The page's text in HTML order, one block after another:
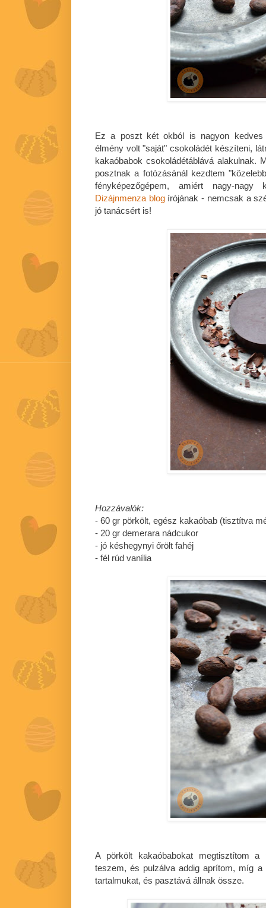
Ez a poszt két okból is nagyon kedves
élmény volt "saját" csokoládét készíteni,
kakaóbabok csokoládétáblává alakulnak.
posztnak a fotózásánál kezdtem
fényképezőgépem, amiért nagy-
Dizájnmenza blogírójának - nemcsak a
jó tanácsért is!
Hozzávalók:
- 60 gr pörkölt, egész kakaóbab (tisztítva
- 20 gr demerara nádcukor
- jó késhegynyi őrölt fahéj
- fél rúd vanília
A pörkölt kakaóbabokat megtisztítom a
teszem, és pulzálva addig aprítom, míg
tartalmukat, és pasztává állnak össze.